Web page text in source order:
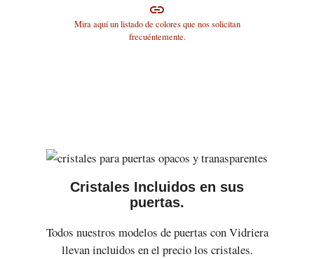
link
Mira aquí un listado de colores que nos solicitan
frecuéntemente.
Cristales Incluidos en sus
puertas.
Todos nuestros modelos de puertas con Vidriera
llevan incluidos en el precio los cristales.